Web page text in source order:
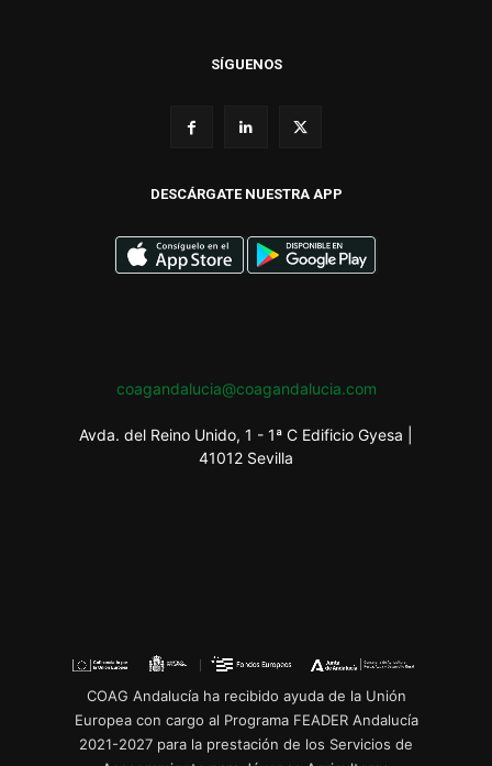
SÍGUENOS
DESCÁRGATE NUESTRA APP
coagandalucia@coagandalucia.com
Avda. del Reino Unido, 1 - 1ª C Edificio Gyesa |
41012 Sevilla
COAG Andalucía ha recibido ayuda de la Unión
Europea con cargo al Programa FEADER Andalucía
2021-2027 para la prestación de los Servicios de